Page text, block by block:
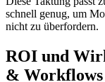
schnell genug, um
nicht zu überfordern.
ROI und
& Workflows